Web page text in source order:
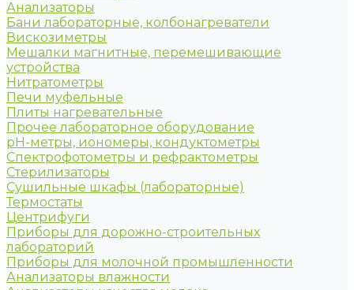
Анализаторы
Бани лабораторные, колбонагреватели
Вискозиметры
Мешалки магнитные, перемешивающие
устройства
Нитратометры
Печи муфельные
Плиты нагревательные
Прочее лабораторное оборудование
рН-метры, иономеры, кондуктометры
Спектрофотометры и рефрактометры
Стерилизаторы
Сушильные шкафы (лабораторные)
Термостаты
Центрифуги
Приборы для дорожно-строительных
лабораторий
Приборы для молочной промышленности
Анализаторы влажности